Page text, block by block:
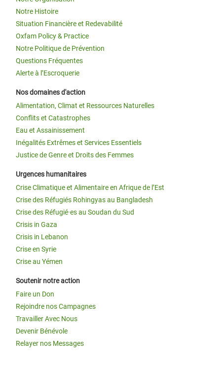
Notre Histoire
Situation Financière et Redevabilité
Oxfam Policy & Practice
Notre Politique de Prévention
Questions Fréquentes
Alerte à l’Escroquerie
Nos domaines d'action
Alimentation, Climat et Ressources Naturelles
Conflits et Catastrophes
Eau et Assainissement
Inégalités Extrêmes et Services Essentiels
Justice de Genre et Droits des Femmes
Urgences humanitaires
Crise Climatique et Alimentaire en Afrique de l’Est
Crise des Réfugiés Rohingyas au Bangladesh
Crise des Réfugié·es au Soudan du Sud
Crisis in Gaza
Crisis in Lebanon
Crise en Syrie
Crise au Yémen
Soutenir notre action
Faire un Don
Rejoindre nos Campagnes
Travailler Avec Nous
Devenir Bénévole
Relayer nos Messages